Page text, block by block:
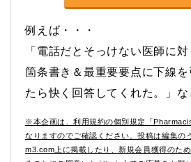
例えば・・・
「電話だとそっけない医師に
箇条書き＆最重要要点に下線
たら快く回答してくれた。」な
※本企画は、利用規約の個別規定「
なりますのでご確認ください。投稿は編集の
m3.com上に掲載したり、新規会員獲得のた